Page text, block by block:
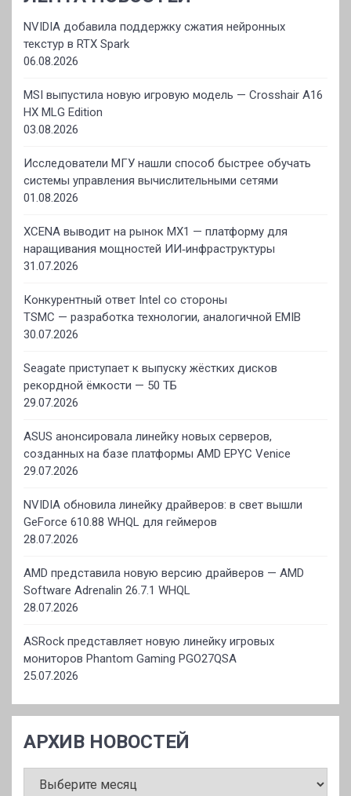
NVIDIA добавила поддержку сжатия нейронных
текстур в RTX Spark
06.08.2026
MSI выпустила новую игровую модель — Crosshair A16
HX MLG Edition
03.08.2026
Исследователи МГУ нашли способ быстрее обучать
системы управления вычислительными сетями
01.08.2026
XCENA выводит на рынок MX1 — платформу для
наращивания мощностей ИИ‑инфраструктуры
31.07.2026
Конкурентный ответ Intel со стороны
TSMC — разработка технологии, аналогичной EMIB
30.07.2026
Seagate приступает к выпуску жёстких дисков
рекордной ёмкости — 50 ТБ
29.07.2026
ASUS анонсировала линейку новых серверов,
созданных на базе платформы AMD EPYC Venice
29.07.2026
NVIDIA обновила линейку драйверов: в свет вышли
GeForce 610.88 WHQL для геймеров
28.07.2026
AMD представила новую версию драйверов — AMD
Software Adrenalin 26.7.1 WHQL
28.07.2026
ASRock представляет новую линейку игровых
мониторов Phantom Gaming PGO27QSA
25.07.2026
АРХИВ НОВОСТЕЙ
НОВОСТЕЙ